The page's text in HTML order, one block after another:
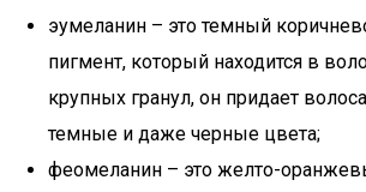
эумеланин – это темный
пигмент, который находится в
крупных гранул, он придает
темные и даже черные цвета;
феомеланин – это желто-